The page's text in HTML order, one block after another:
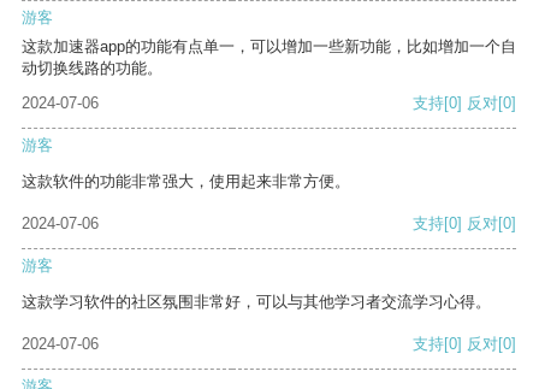
游客
这款加速器app的功能有点单一，可以增加一些新功能，比如增加一个自
动切换线路的功能。
2024-07-06
支持[0] 反对[0]
游客
这款软件的功能非常强大，使用起来非常方便。
2024-07-06 支持[0] 反对[0]
游客
这款学习软件的社区氛围非常好，可以与其他学习者交流学习心得。
2024-07-06 支持[0] 反对[0]